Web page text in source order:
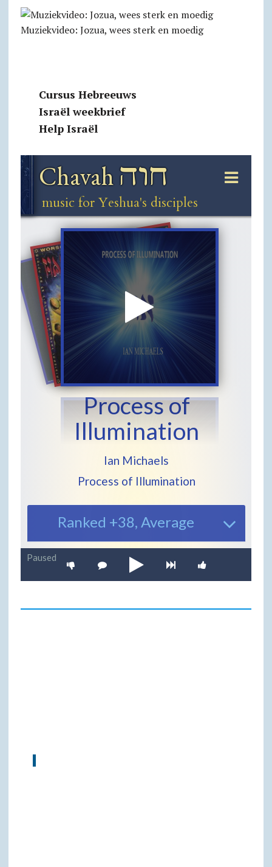
Muziekvideo: Jozua, wees sterk en moedig
Cursus Hebreeuws
Israël weekbrief
Help Israël